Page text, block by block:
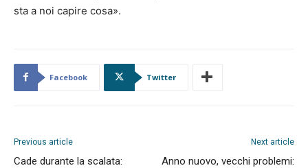
sta a noi capire cosa».
Facebook Twitter
Previous article
Cade durante la scalata:
Next article
Anno nuovo, vecchi problemi: